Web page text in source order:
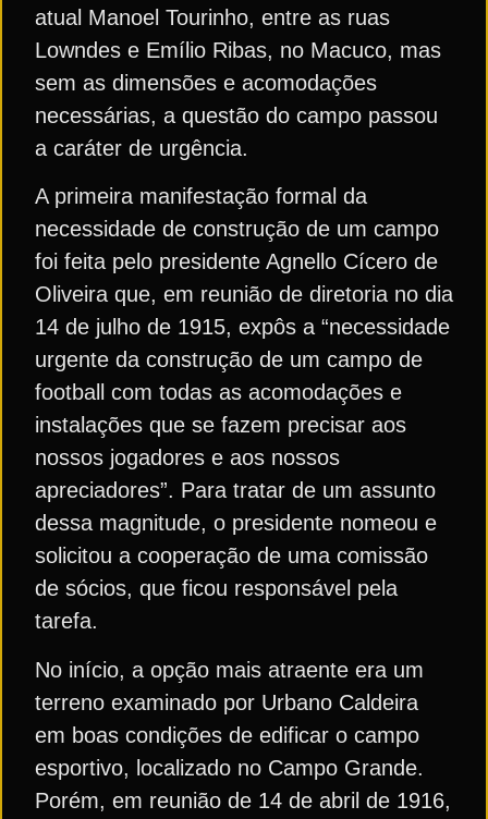
atual Manoel Tourinho, entre as ruas
Lowndes e Emílio Ribas, no Macuco, mas
sem as dimensões e acomodações
necessárias, a questão do campo passou
a caráter de urgência.
A primeira manifestação formal da
necessidade de construção de um campo
foi feita pelo presidente Agnello Cícero de
Oliveira que, em reunião de diretoria no dia
14 de julho de 1915, expôs a “necessidade
urgente da construção de um campo de
football com todas as acomodações e
instalações que se fazem precisar aos
nossos jogadores e aos nossos
apreciadores”. Para tratar de um assunto
dessa magnitude, o presidente nomeou e
solicitou a cooperação de uma comissão
de sócios, que ficou responsável pela
tarefa.
No início, a opção mais atraente era um
terreno examinado por Urbano Caldeira
em boas condições de edificar o campo
esportivo, localizado no Campo Grande.
Porém, em reunião de 14 de abril de 1916,